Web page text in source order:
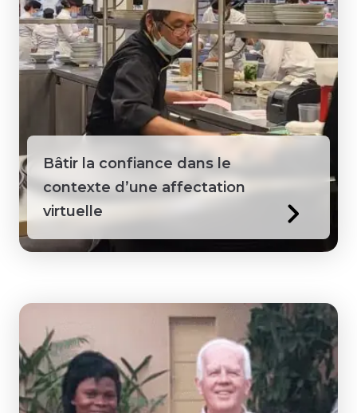
Sainte-Lucie
Sénégal
Suriname
Territoires du Nord-Ouest
Bâtir la confiance dans le
contexte d’une affectation
virtuelle